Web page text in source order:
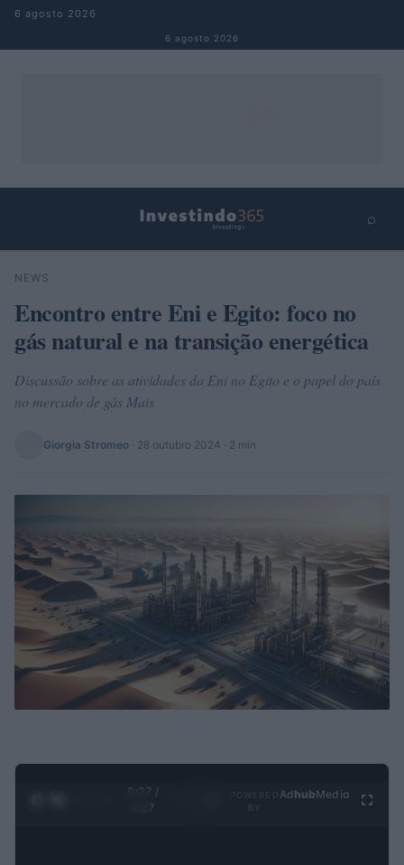
Pular para o conteúdo
6 agosto 2026
6 agosto 2026
⌕
Buscar
NEWS
Encontro entre Eni e Egito: foco no
gás natural e na transição energética
Discussão sobre as atividades da Eni no Egito e o papel do país
no mercado de gás Mais
Giorgia Stromeo · 28 outubro 2024 · 2 min
0:28 /
4:27
Ad hubMedia